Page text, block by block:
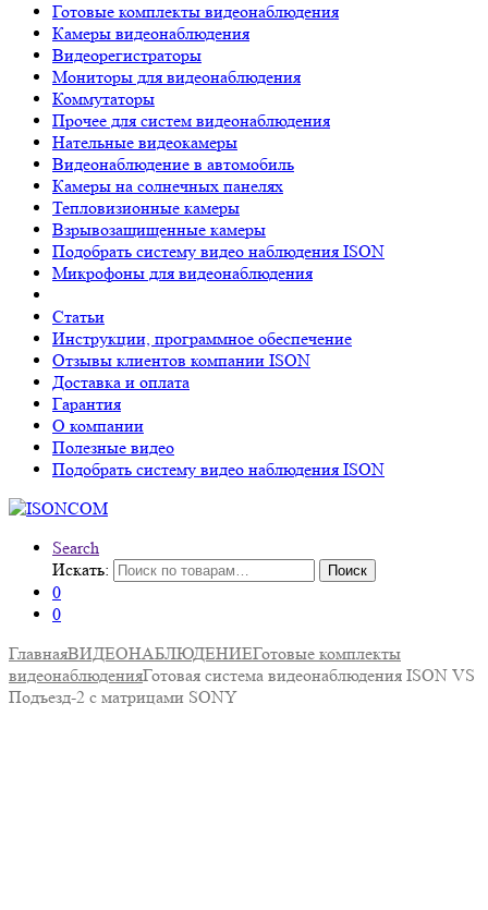
Готовые комплекты видеонаблюдения
Камеры видеонаблюдения
Видеорегистраторы
Мониторы для видеонаблюдения
Коммутаторы
Прочее для систем видеонаблюдения
Нательные видеокамеры
Видеонаблюдение в автомобиль
Камеры на солнечных панелях
Тепловизионные камеры
Взрывозащищенные камеры
Подобрать систему видео наблюдения ISON
Микрофоны для видеонаблюдения
Статьи
Инструкции, программное обеспечение
Отзывы клиентов компании ISON
Доставка и оплата
Гарантия
О компании
Полезные видео
Подобрать систему видео наблюдения ISON
Search
Искать:
Поиск
0
0
ГлавнаяВИДЕОНАБЛЮДЕНИЕГотовые комплекты
видеонаблюденияГотовая система видеонаблюдения ISON VS
Подъезд-2 с матрицами SONY